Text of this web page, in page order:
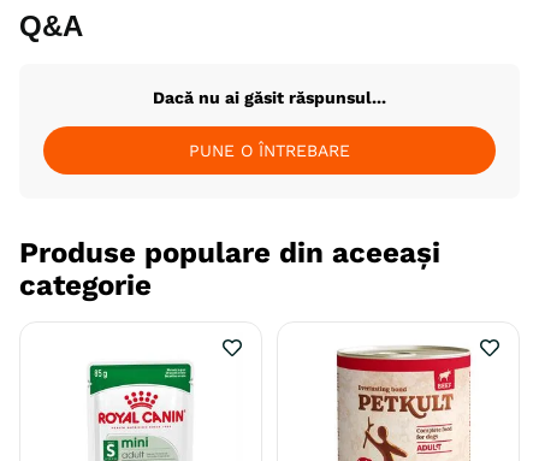
Q&A
Dacă nu ai găsit răspunsul...
PUNE O ÎNTREBARE
Produse populare din aceeași
categorie